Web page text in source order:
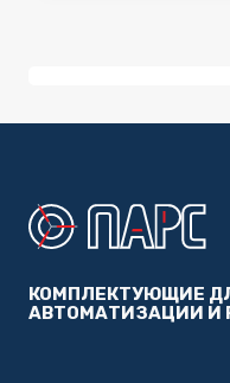
КОМПЛЕКТУЮЩИЕ
АВТОМАТИЗАЦИИ И